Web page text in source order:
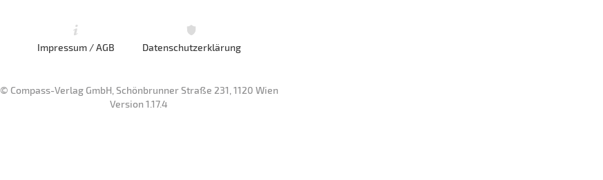
Impressum / AGB Datenschutzerklärung
© Compass-Verlag GmbH, Schönbrunner Straße 231, 1120 Wien
Version 1.17.4